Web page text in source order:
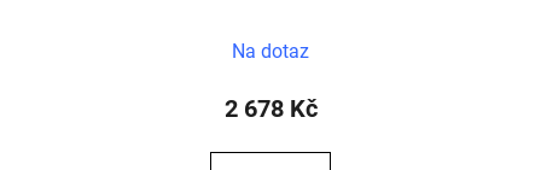
Na dotaz
2 678 Kč